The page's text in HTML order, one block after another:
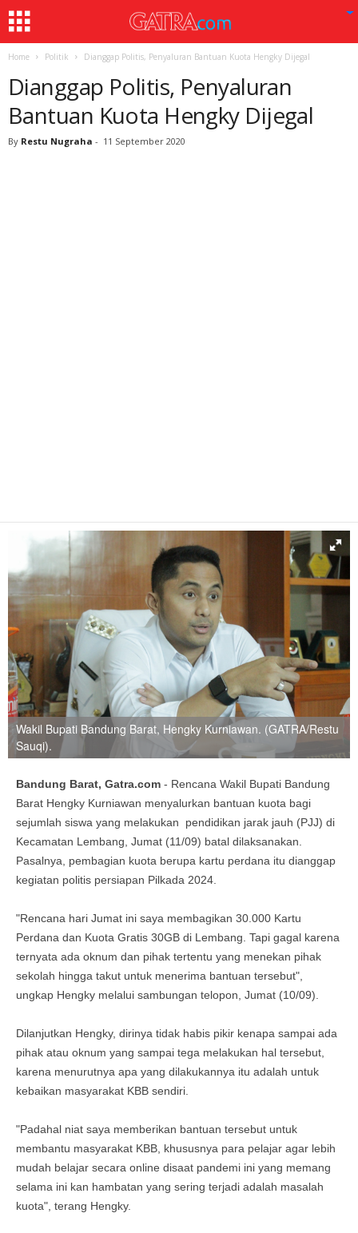
Home Politik Dianggap Politis, Penyaluran Bantuan Kuota Hengky Dijegal
Dianggap Politis, Penyaluran
Bantuan Kuota Hengky Dijegal
By Restu Nugraha - 11 September 2020
Wakil Bupati Bandung Barat, Hengky Kurniawan. (GATRA/Restu
Sauqi).
Bandung Barat, Gatra.com - Rencana Wakil Bupati Bandung
Barat Hengky Kurniawan menyalurkan bantuan kuota bagi
sejumlah siswa yang melakukan pendidikan jarak jauh (PJJ) di
Kecamatan Lembang, Jumat (11/09) batal dilaksanakan.
Pasalnya, pembagian kuota berupa kartu perdana itu dianggap
kegiatan politis persiapan Pilkada 2024.
"Rencana hari Jumat ini saya membagikan 30.000 Kartu
Perdana dan Kuota Gratis 30GB di Lembang. Tapi gagal karena
ternyata ada oknum dan pihak tertentu yang menekan pihak
sekolah hingga takut untuk menerima bantuan tersebut",
ungkap Hengky melalui sambungan telopon, Jumat (10/09).
Dilanjutkan Hengky, dirinya tidak habis pikir kenapa sampai ada
pihak atau oknum yang sampai tega melakukan hal tersebut,
karena menurutnya apa yang dilakukannya itu adalah untuk
kebaikan masyarakat KBB sendiri.
"Padahal niat saya memberikan bantuan tersebut untuk
membantu masyarakat KBB, khususnya para pelajar agar lebih
mudah belajar secara online disaat pandemi ini yang memang
selama ini kan hambatan yang sering terjadi adalah masalah
kuota", terang Hengky.